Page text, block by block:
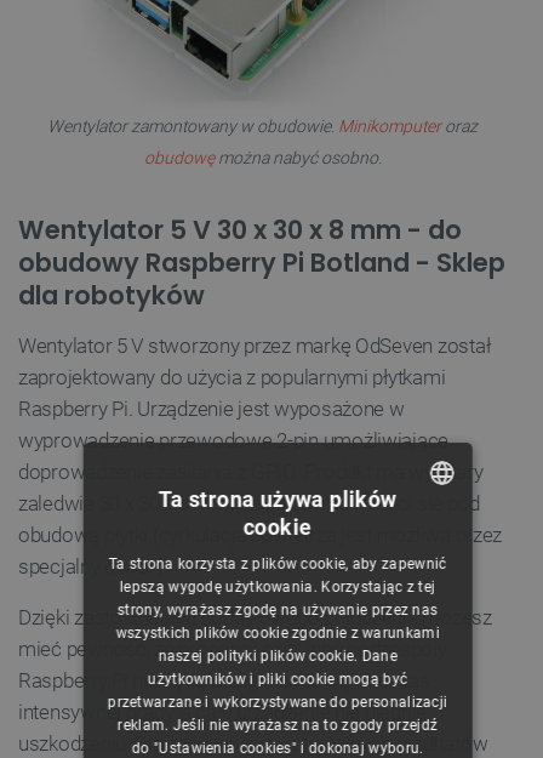
Wentylator zamontowany w obudowie. Minikomputeroraz
obudowęmożna nabyć osobno.
Wentylator 5 V 30 x 30 x 8 mm - do
obudowy Raspberry Pi Botland - Sklep
dla robotyków
Wentylator 5 V stworzony przez markę OdSeven został
zaprojektowany do użycia z popularnymi płytkami
Raspberry Pi. Urządzenie jest wyposażone w
wyprowadzenie przewodowe 2-pin umożliwiające
doprowadzenie zasilania z GPIO. Produkt ma wymiary
zaledwie 30 x 30 x 8 mm, dzięki czemu mieści się pod
obudową płytki (cyrkulacja powietrza jest możliwa przez
specjalny otwór).
Dzięki zastosowaniu dodatkowego chłodzenia możesz
mieć pewność, że procesor oraz inne podzespoły
Raspberry Pi nie będą przegrzewać się podczas
intensywnej pracy, a całe urządzenie nie ulegnie
uszkodzeniu. Dla zapewnienia optymalnych rezultatów
CZECH
ENGLISH
GERMAN
Ta strona używa plików
cookie
Ta strona korzysta z plików cookie, aby zapewnić
lepszą wygodę użytkowania. Korzystając z tej
strony, wyrażasz zgodę na używanie przez nas
wszystkich plików cookie zgodnie z warunkami
naszej polityki plików cookie. Dane
użytkowników i pliki cookie mogą być
przetwarzane i wykorzystywane do personalizacji
reklam. Jeśli nie wyrażasz na to zgody przejdź
do "Ustawienia cookies" i dokonaj wyboru.